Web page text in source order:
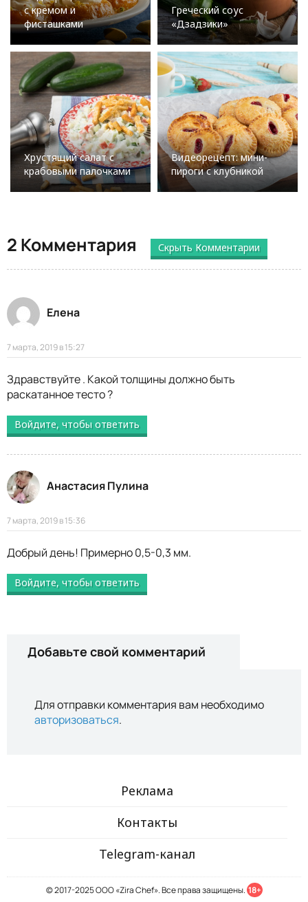
с кремом и
фисташками
Греческий соус
«Дзадзики»
Хрустящий салат с
крабовыми палочками
Видеорецепт: мини-
пироги с клубникой
2 Комментария Скрыть Комментарии
Елена
7 марта, 2019 в 15:27
Здравствуйте . Какой толщины должно быть
раскатанное тесто ?
Войдите, чтобы ответить
Анастасия Пулина
7 марта, 2019 в 15:36
Добрый день! Примерно 0,5-0,3 мм.
Войдите, чтобы ответить
Добавьте свой комментарий
Для отправки комментария вам необходимо
авторизоваться.
Реклама
Контакты
Telegram-канал
© 2017-2025 ООО «Zira Chef». Все права защищены. 18+